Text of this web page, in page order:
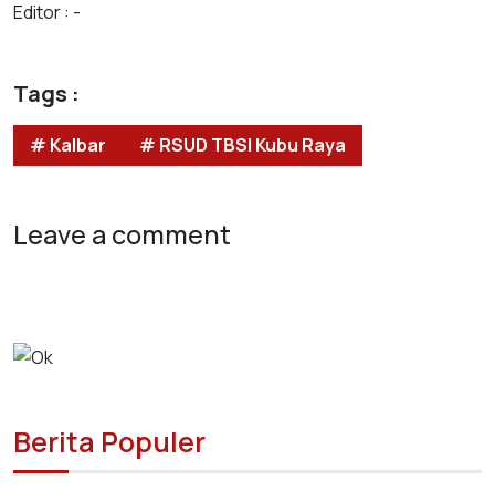
Editor : -
Tags :
# Kalbar # RSUD TBSI Kubu Raya
Leave a comment
Berita Populer